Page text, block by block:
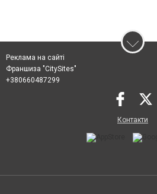
Реклама на сайті
Франшиза "CitySites"
+380660487299
Контакти